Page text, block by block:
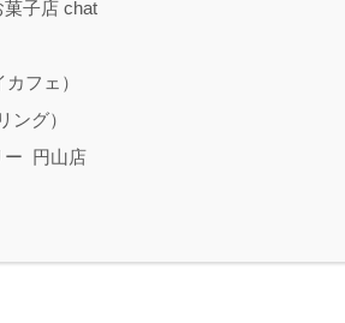
子店 chat
フェ）
ング）
ー 円山店